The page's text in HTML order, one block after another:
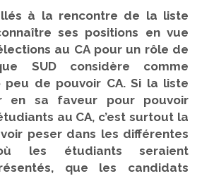
à la rencontre de la liste
ses positions en vue
au CA pour un rôle de
SUD considère comme
peu de pouvoir CA. Si la liste
en sa faveur pour pouvoir
au CA, c’est surtout la
peser dans les différentes
où les étudiants seraient
que les candidats